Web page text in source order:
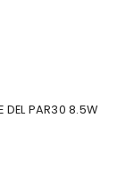
DEL PAR30 8.5W